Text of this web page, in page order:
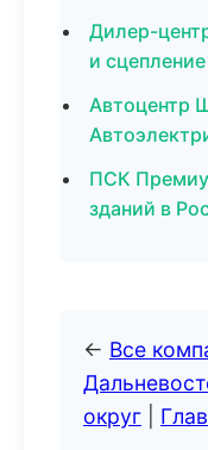
Дилер-
и
Автоцентр
ПСК
зданий в
← Все
округ